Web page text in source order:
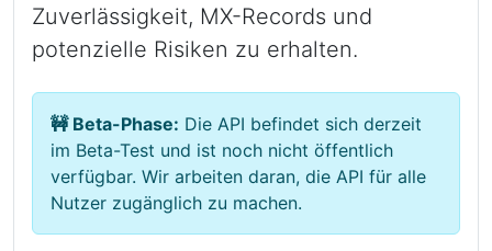
Zuverlässigkeit, MX-Records und
potenzielle Risiken zu erhalten.
🚧 Beta-Phase: Die API befindet sich derzeit
im Beta-Test und ist noch nicht öffentlich
verfügbar. Wir arbeiten daran, die API für alle
Nutzer zugänglich zu machen.